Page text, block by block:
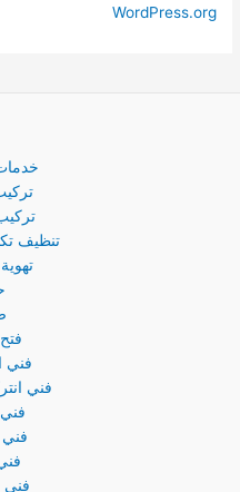
WordPress.org
تنظيف
فني
فني
فني
فني